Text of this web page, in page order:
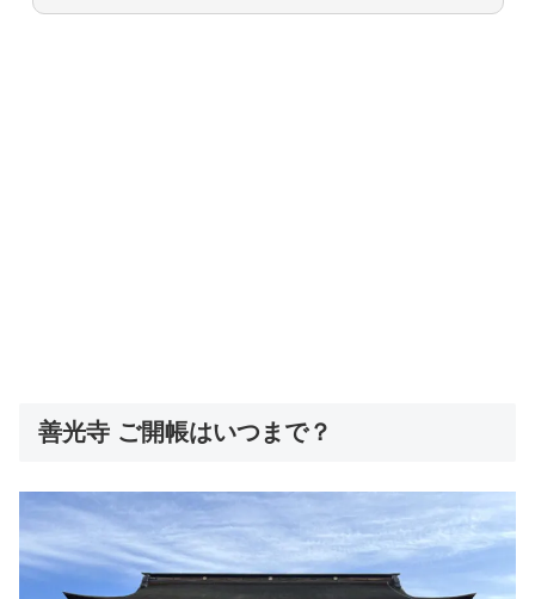
善光寺 ご開帳はいつまで？